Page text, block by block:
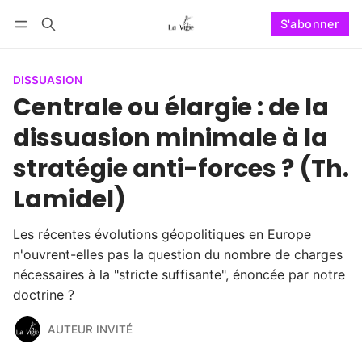
S'abonner
DISSUASION
Centrale ou élargie : de la
dissuasion minimale à la
stratégie anti-forces ? (Th.
Lamidel)
Les récentes évolutions géopolitiques en Europe
n'ouvrent-elles pas la question du nombre de charges
nécessaires à la "stricte suffisante", énoncée par notre
doctrine ?
AUTEUR INVITÉ